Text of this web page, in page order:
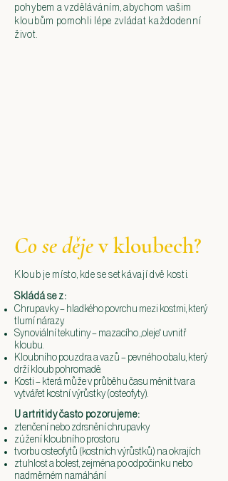
pohybem a vzděláváním, abychom vašim
kloubům pomohli lépe zvládat každodenní
život.
Co se dějev kloubech?
Kloub je místo, kde se setkávají dvě kosti.
Skládá se z:
Chrupavky – hladkého povrchu mezi kostmi, který
tlumí nárazy.
Synoviální tekutiny – mazacího „oleje“ uvnitř
kloubu.
Kloubního pouzdra a vazů – pevného obalu, který
drží kloub pohromadě.
Kosti – která může v průběhu času měnit tvar a
vytvářet kostní výrůstky (osteofyty).
U artritidy často pozorujeme:
ztenčení nebo zdrsnění chrupavky
zúžení kloubního prostoru
tvorbu osteofytů (kostních výrůstků) na okrajích
ztuhlost a bolest, zejména po odpočinku nebo
nadměrném namáhání